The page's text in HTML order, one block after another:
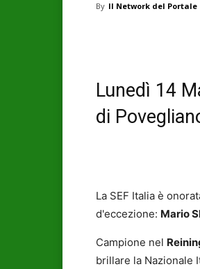
By Il Network del Portale
Lunedì 14
di
La SEF Italia è
d'eccezione: Mario
Campione nel
brillare la Nazionale